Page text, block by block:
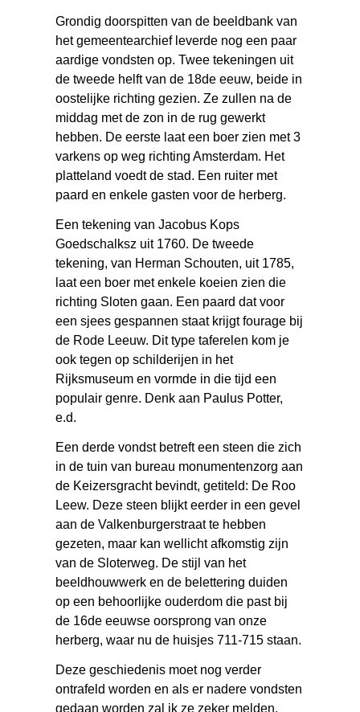
Grondig doorspitten van de beeldbank van
het gemeentearchief leverde nog een paar
aardige vondsten op. Twee tekeningen uit
de tweede helft van de 18de eeuw, beide in
oostelijke richting gezien. Ze zullen na de
middag met de zon in de rug gewerkt
hebben. De eerste laat een boer zien met 3
varkens op weg richting Amsterdam. Het
platteland voedt de stad. Een ruiter met
paard en enkele gasten voor de herberg.
Een tekening van Jacobus Kops
Goedschalksz uit 1760. De tweede
tekening, van Herman Schouten, uit 1785,
laat een boer met enkele koeien zien die
richting Sloten gaan. Een paard dat voor
een sjees gespannen staat krijgt fourage bij
de Rode Leeuw. Dit type taferelen kom je
ook tegen op schilderijen in het
Rijksmuseum en vormde in die tijd een
populair genre. Denk aan Paulus Potter,
e.d.
Een derde vondst betreft een steen die zich
in de tuin van bureau monumentenzorg aan
de Keizersgracht bevindt, getiteld: De Roo
Leew. Deze steen blijkt eerder in een gevel
aan de Valkenburgerstraat te hebben
gezeten, maar kan wellicht afkomstig zijn
van de Sloterweg. De stijl van het
beeldhouwwerk en de belettering duiden
op een behoorlijke ouderdom die past bij
de 16de eeuwse oorsprong van onze
herberg, waar nu de huisjes 711-715 staan.
Deze geschiedenis moet nog verder
ontrafeld worden en als er nadere vondsten
gedaan worden zal ik ze zeker melden.